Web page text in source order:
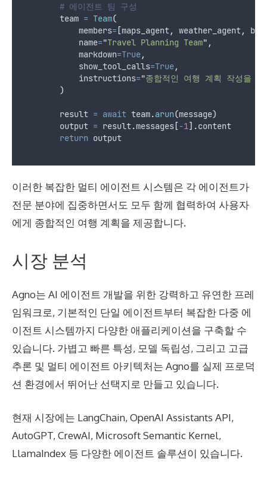
# 에이전트 팀 구성
        team
= Team(
members= [maps_agent, weather_agent,
name="Travel Planning Team" ,
markdown=True,
show_tool_calls=True,
instructions="종합적인 여행 계획 작성을
)
        result
= await team.arun(message)
        output
= result.messages [-1].content
return output
이러한 복잡한 멀티 에이전트 시스템은 각 에이전트가
전문 분야에 집중하면서도 모두 함께 협력하여 사용자
에게 종합적인 여행 계획을 제공합니다.
시장 분석
Agno는 AI 에이전트 개발을 위한 강력하고 유연한 프레
임워크로, 기본적인 단일 에이전트부터 복잡한 다중 에
이전트 시스템까지 다양한 애플리케이션을 구축할 수
있습니다. 가볍고 빠른 특성, 모델 독립성, 그리고 고급
추론 및 멀티 에이전트 아키텍처는 Agno를 실제 프로덕
션 환경에서 뛰어난 선택지로 만들고 있습니다.
현재 시장에는 LangChain, OpenAI Assistants API,
AutoGPT, CrewAI, Microsoft Semantic Kernel,
LlamaIndex 등 다양한 에이전트 솔루션이 있습니다.